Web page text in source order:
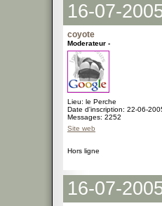
16-07-
coyote
Moderateur -
Lieu: le Perche
Date d'inscription: 22-06-
Messages: 2252
Site web
Hors ligne
16-07-